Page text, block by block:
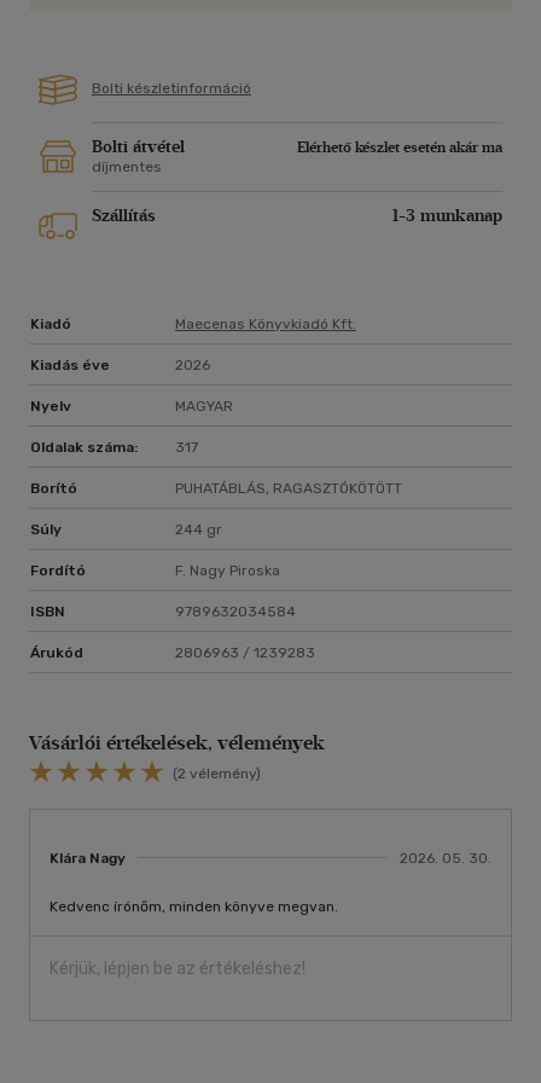
Bolti készletinformáció
Bolti átvétel
Elérhető készlet esetén akár ma
díjmentes
Szállítás 1-3 munkanap
Kiadó Maecenas Könyvkiadó Kft.
Kiadás éve 2026
Nyelv MAGYAR
Oldalak száma: 317
Borító PUHATÁBLÁS, RAGASZTÓKÖTÖTT
Súly 244 gr
Fordító F. Nagy Piroska
ISBN 9789632034584
Árukód 2806963 / 1239283
Vásárlói értékelések, vélemények
(2 vélemény)
Klára Nagy 2026. 05. 30.
Kedvenc írónőm, minden könyve megvan.
Kérjük, lépjen be az értékeléshez!